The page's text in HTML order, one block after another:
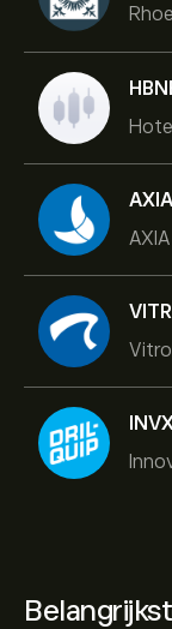
AXIA